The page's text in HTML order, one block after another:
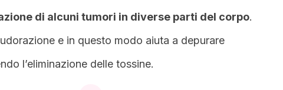
di alcuni tumori in diverse parti del corpo.
e in questo modo aiuta a depurare
l’eliminazione delle tossine.